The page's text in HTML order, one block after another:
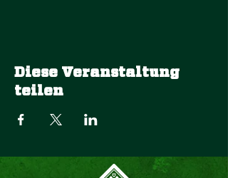
Diese Veranstaltung
teilen